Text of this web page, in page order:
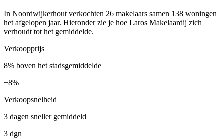
In Noordwijkerhout verkochten 26 makelaars samen 138 woningen
het afgelopen jaar. Hieronder zie je hoe Laros Makelaardij zich
verhoudt tot het gemiddelde.
Verkoopprijs
8% boven het stadsgemiddelde
+8%
Verkoopsnelheid
3 dagen sneller gemiddeld
3 dgn